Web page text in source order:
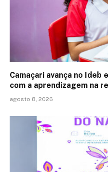
Camaçari avança no
com a aprendizagem na
agosto 8, 2026